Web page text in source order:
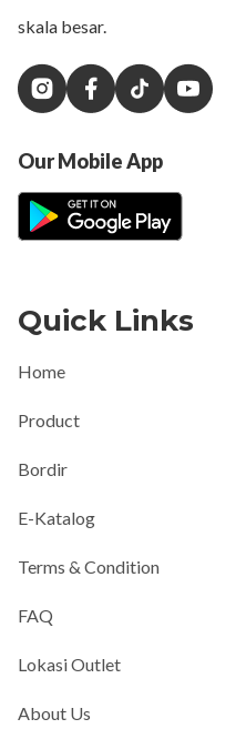
skala besar.
Our Mobile App
Quick Links
Home
Product
Bordir
E-Katalog
Terms & Condition
FAQ
Lokasi Outlet
About Us